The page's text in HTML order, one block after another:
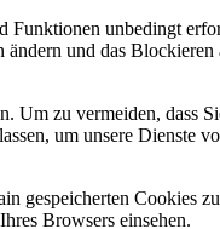
Funktionen unbedingt
und das
Um zu vermeiden,
um unsere
gespeicherten Cookies
Browsers einsehen.